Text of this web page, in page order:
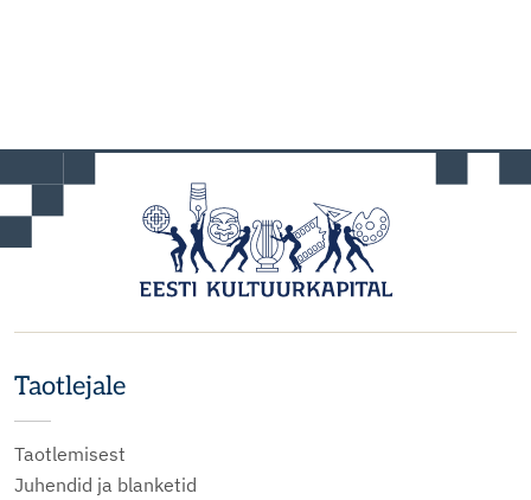
Taotlejale
Taotlemisest
Juhendid ja blanketid